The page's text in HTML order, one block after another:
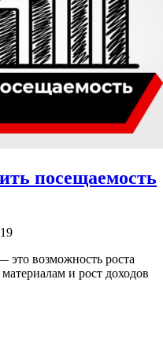
посещаемость
это возможность роста
и рост доходов